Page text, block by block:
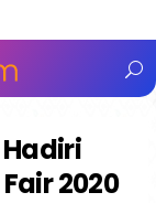
2020